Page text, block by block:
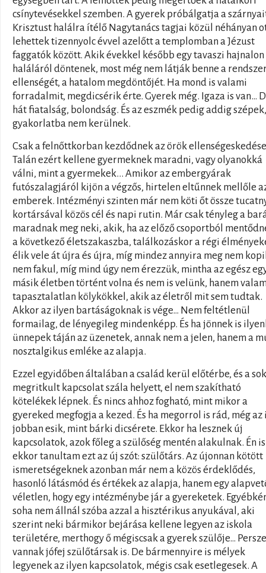
csínytevésekkel szemben. A gyerek próbálgatja a
Krisztust halálra ítélő Nagytanács tagjai közül néhányan
lehettek tizennyolc évvel azelőtt a templomban a Jézust
faggatók között. Akik évekkel később egy tavaszi hajnalon
haláláról döntenek, most még nem látják benne a
ellenségét, a hatalom megdöntőjét. Ha mond is valami
forradalmit, megdicsérik érte. Gyerek még. Igaza is van…
hát fiatalság, bolondság. És az eszmék pedig addig
gyakorlatba nem kerülnek.
Csak a felnőttkorban kezdődnek az örök
Talán ezért kellene gyermeknek maradni, vagy olyanokká
válni, mint a gyermekek... Amikor az embergyárak
futószalagjáról kijön a végzős, hirtelen eltűnnek mellőle
emberek. Intézményi szinten már nem köti őt össze
kortársával közös cél és napi rutin. Már csak tényleg a
maradnak meg neki, akik, ha az előző csoportból
a következő életszakaszba, találkozáskor a régi
élik vele át újra és újra, míg mindez annyira meg nem
nem fakul, míg mind úgy nem érezzük, mintha az egész
másik életben történt volna és nem is velünk, hanem
tapasztalatlan kölykökkel, akik az életről mit sem tudtak.
Akkor az ilyen bartáságoknak is vége… Nem feltétlenül
formailag, de lényegileg mindenképp. És ha jönnek is
ünnepek táján az üzenetek, annak nem a jelen, hanem a
nosztalgikus emléke az alapja.
Ezzel egyidőben általában a család kerül előtérbe, és a sok
megritkult kapcsolat szála helyett, el nem szakítható
kötelékek lépnek. És nincs ahhoz fogható, mint mikor a
gyereked megfogja a kezed. És ha megorrol is rád, még az
jobban esik, mint bárki dicsérete. Ekkor ha lesznek új
kapcsolatok, azok főleg a szülőség mentén alakulnak. Én is
ekkor tanultam ezt az új szót: szülőtárs. Az újonnan kötött
ismeretségeknek azonban már nem a közös érdeklődés,
hasonló látásmód és értékek az alapja, hanem egy
véletlen, hogy egy intézménybe jár a gyereketek.
soha nem állnál szóba azzal a hisztérikus anyukával, aki
szerint neki bármikor bejárása kellene legyen az iskola
területére, merthogy ő mégiscsak a gyerek szülője… Persze
vannak jófej szülőtársak is. De bármennyire is mélyek
legyenek az ilyen kapcsolatok, mégis csak esetlegesek. A